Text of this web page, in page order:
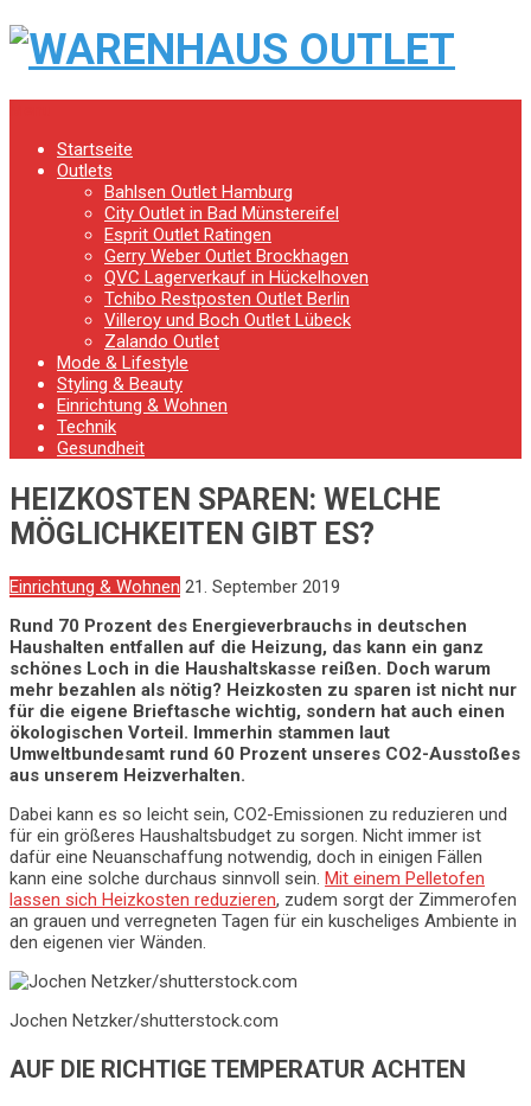
Startseite
Outlets
Bahlsen Outlet Hamburg
City Outlet in Bad Münstereifel
Esprit Outlet Ratingen
Gerry Weber Outlet Brockhagen
QVC Lagerverkauf in Hückelhoven
Tchibo Restposten Outlet Berlin
Villeroy und Boch Outlet Lübeck
Zalando Outlet
Mode & Lifestyle
Styling & Beauty
Einrichtung & Wohnen
Technik
Gesundheit
HEIZKOSTEN SPAREN: WELCHE
MÖGLICHKEITEN GIBT ES?
Einrichtung & Wohnen 21. September 2019
Rund 70 Prozent des Energieverbrauchs in deutschen
Haushalten entfallen auf die Heizung, das kann ein ganz
schönes Loch in die Haushaltskasse reißen. Doch warum
mehr bezahlen als nötig? Heizkosten zu sparen ist nicht nur
für die eigene Brieftasche wichtig, sondern hat auch einen
ökologischen Vorteil. Immerhin stammen laut
Umweltbundesamt rund 60 Prozent unseres CO2-Ausstoßes
aus unserem Heizverhalten.
Dabei kann es so leicht sein, CO2-Emissionen zu reduzieren und
für ein größeres Haushaltsbudget zu sorgen. Nicht immer ist
dafür eine Neuanschaffung notwendig, doch in einigen Fällen
kann eine solche durchaus sinnvoll sein. Mit einem Pelletofen
lassen sich Heizkosten reduzieren, zudem sorgt der Zimmerofen
an grauen und verregneten Tagen für ein kuscheliges Ambiente in
den eigenen vier Wänden.
Jochen Netzker/shutterstock.com
AUF DIE RICHTIGE TEMPERATUR ACHTEN